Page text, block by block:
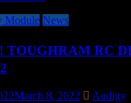
Module News
TOUGHRAM RC
March 8, 2022 Audigy